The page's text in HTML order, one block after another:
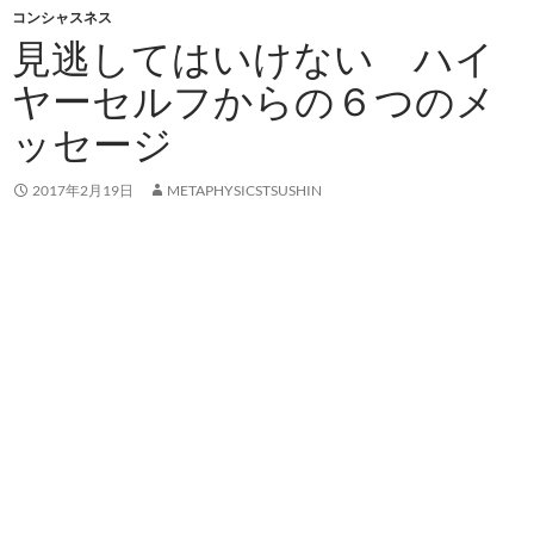
コンシャスネス
見逃してはいけない ハイ
ヤーセルフからの６つのメ
ッセージ
2017年2月19日 METAPHYSICSTSUSHIN